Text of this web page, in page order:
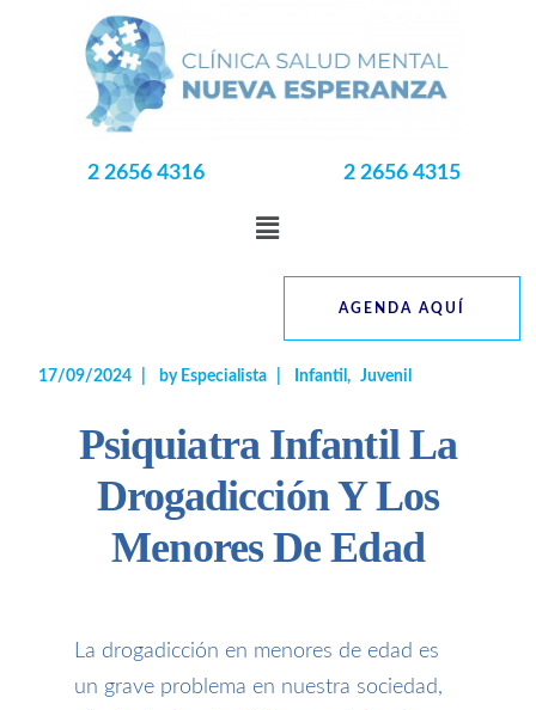
2 2656 4316 2 2656 4315
AGENDA AQUÍ
17/09/2024 by Especialista Infantil Juvenil
Psiquiatra Infantil La
Drogadicción Y Los
Menores De Edad
La drogadicción en menores de edad es
un grave problema en nuestra sociedad,